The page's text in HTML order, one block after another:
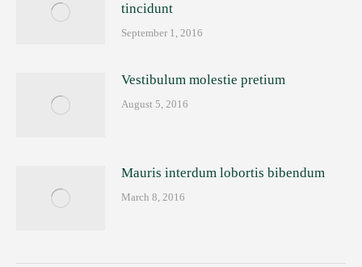
tincidunt
September 1, 2016
Vestibulum molestie pretium
August 5, 2016
Mauris interdum lobortis bibendum
March 8, 2016